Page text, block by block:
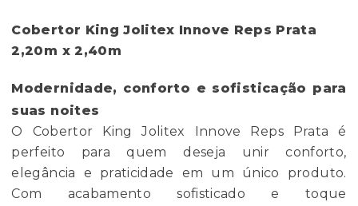
Cobertor King Jolitex Innove Reps Prata
2,20m x 2,40m
Modernidade, conforto e sofisticação para
suas noites
O Cobertor King Jolitex Innove Reps Prata é
perfeito para quem deseja unir conforto,
elegância e praticidade em um único produto.
Com acabamento sofisticado e toque